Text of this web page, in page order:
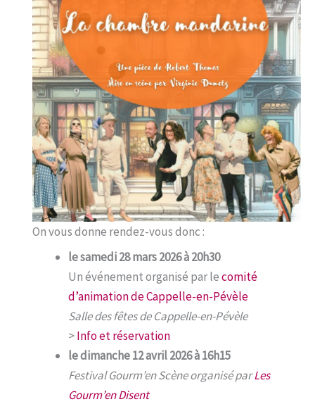
On vous donne rendez-vous donc :
le samedi 28 mars 2026 à 20h30
Un événement organisé par lecomité
d’animation de Cappelle-en-Pévèle
Salle des fêtes de Cappelle-en-Pévèle
>Info et réservation
le dimanche 12 avril 2026 à 16h15
Festival Gourm’en Scène organisé parLes
Gourm’en Disent